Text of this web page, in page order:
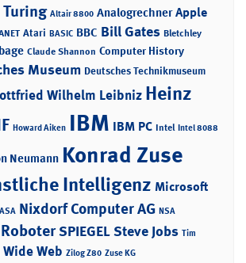
Altair 8800 Analogrechner Apple
Atari BASIC BBC Bill Gates Bletchley
Claude Shannon Computer History
Museum Deutsches Technikmuseum
Wilhelm Leibniz Heinz
Howard Aiken IBM IBM PC Intel Intel 8088
Neumann Konrad Zuse
Intelligenz Microsoft
Nixdorf Computer AG NSA
RoboterSPIEGELSteve Jobs Tim
Web Zilog Z80 Zuse KG